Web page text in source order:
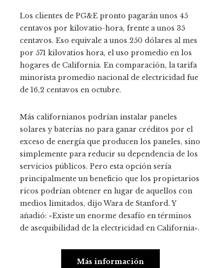
Los clientes de PG&E pronto pagarán unos 45
centavos por kilovatio-hora, frente a unos 35
centavos. Eso equivale a unos 250 dólares al mes
por 571 kilovatios hora, el uso promedio en los
hogares de California. En comparación, la tarifa
minorista promedio nacional de electricidad fue
de 16,2 centavos en octubre.
Más californianos podrían instalar paneles
solares y baterías no para ganar créditos por el
exceso de energía que producen los paneles, sino
simplemente para reducir su dependencia de los
servicios públicos. Pero esta opción sería
principalmente un beneficio que los propietarios
ricos podrían obtener en lugar de aquellos con
medios limitados, dijo Wara de Stanford. Y
añadió: «Existe un enorme desafío en términos
de asequibilidad de la electricidad en California».
Más información